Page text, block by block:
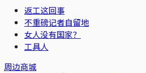
返工这回事
不重磅记者自留地
女人没有国家？
工具人
周边商城